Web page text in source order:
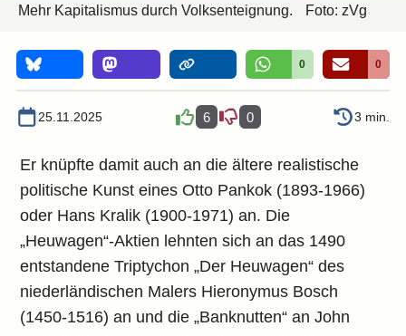
Mehr Kapitalismus durch Volksenteignung. Foto: zVg
0 0
25.11.2025 6 0 3 min.
Er knüpfte damit auch an die ältere realistische
politische Kunst eines Otto Pankok (1893-1966)
oder Hans Kralik (1900-1971) an. Die
„Heuwagen“-Aktien lehnten sich an das 1490
entstandene Triptychon „Der Heuwagen“ des
niederländischen Malers Hieronymus Bosch
(1450-1516) an und die „Banknutten“ an John